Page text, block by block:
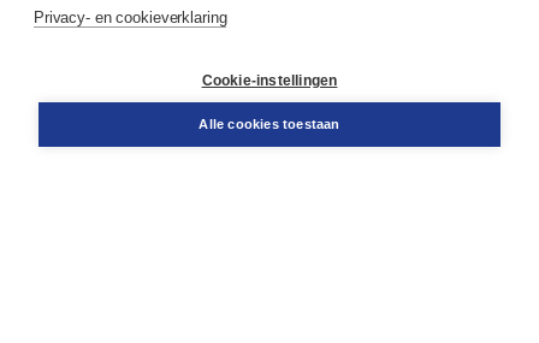
Bestellen
Privacy- en cookieverklaring
Cookie-instellingen
Alle cookies toestaan